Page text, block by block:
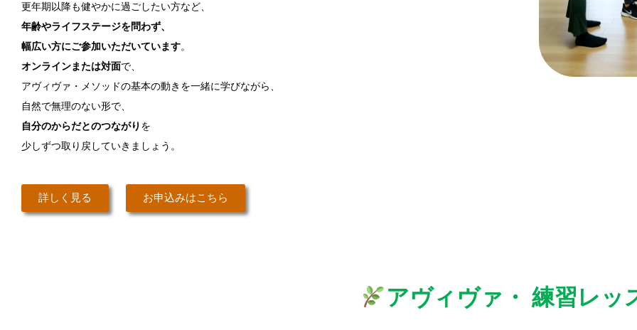
更年期以降も健やかに過ごしたい方など、
年齢やライフステージを問わず、
幅広い方にご参加いただいています。
オンラインまたは対面で、
アヴィヴァ・メソッドの基本の動きを一緒に学びながら、
自然で無理のない形で、
自分のからだとのつながり を
少しずつ取り戻していきましょう。
詳しく見る お申込みはこちら
アヴィヴァ・ 練習レッ